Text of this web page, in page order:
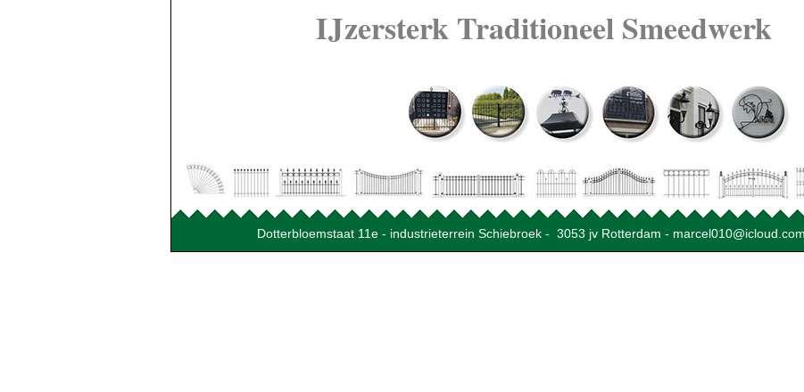
IJzersterk Traditioneel Smeedwerk
Dotterbloemstaat 11e - industrieterrein Schiebroek - 3053 jv Rotterdam -